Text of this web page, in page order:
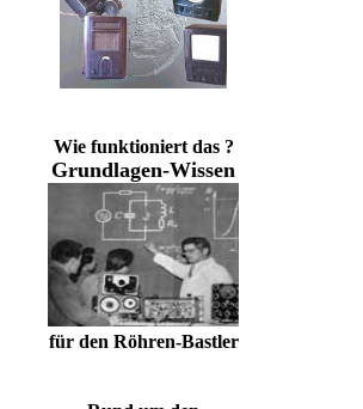
Wie funktioniert das ?
Grundlagen-Wissen
für den Röhren-Bastler